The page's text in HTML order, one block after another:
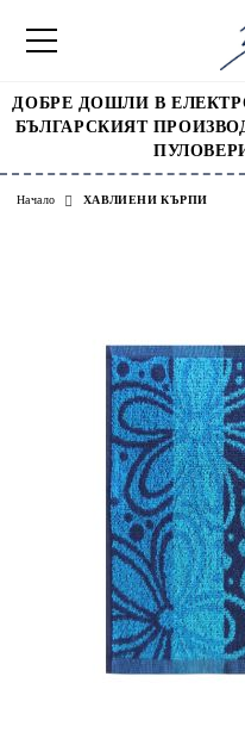
ДОБРЕ ДОШЛИ В
БЪЛГАРСКИЯТ
Начало ХАВЛИЕНИ КЪРПИ